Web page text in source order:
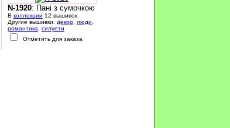
N-1920: Пані з сумочкою
В коллекции 12 вышивок.
Другие вышивки: декор, люди
романтика
силуети
Отметить для заказа